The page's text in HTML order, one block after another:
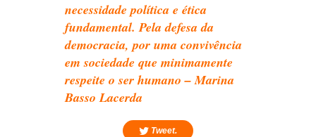
necessidade política e ética
fundamental. Pela defesa da
democracia, por uma convivência
em sociedade que minimamente
respeite o ser humano – Marina
Basso Lacerda
Tweet.